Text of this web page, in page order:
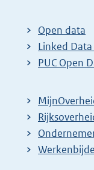
t
e
r
l
i
n
k
Open data
Linked
PUC Open
E
x
t
E
x
E